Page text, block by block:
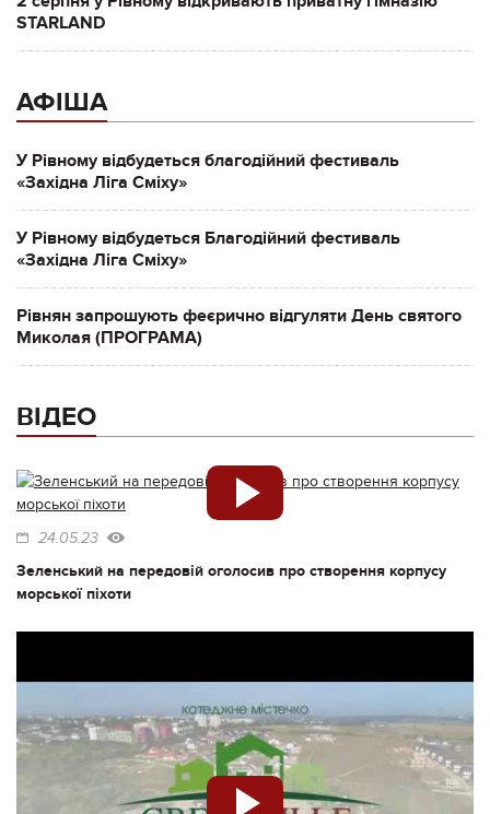
STARLAND
АФІША
У Рівному відбудеться благодійний фестиваль
«Західна Ліга Сміху»
У Рівному відбудеться Благодійний фестиваль
«Західна Ліга Сміху»
Рівнян запрошують феєрично відгуляти День святого
Миколая (ПРОГРАМА)
ВІДЕО
24.05.23
Зеленський на передовій оголосив про створення корпусу
морської піхоти